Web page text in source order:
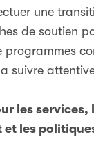
une
de soutien
suivre
les services,
et les